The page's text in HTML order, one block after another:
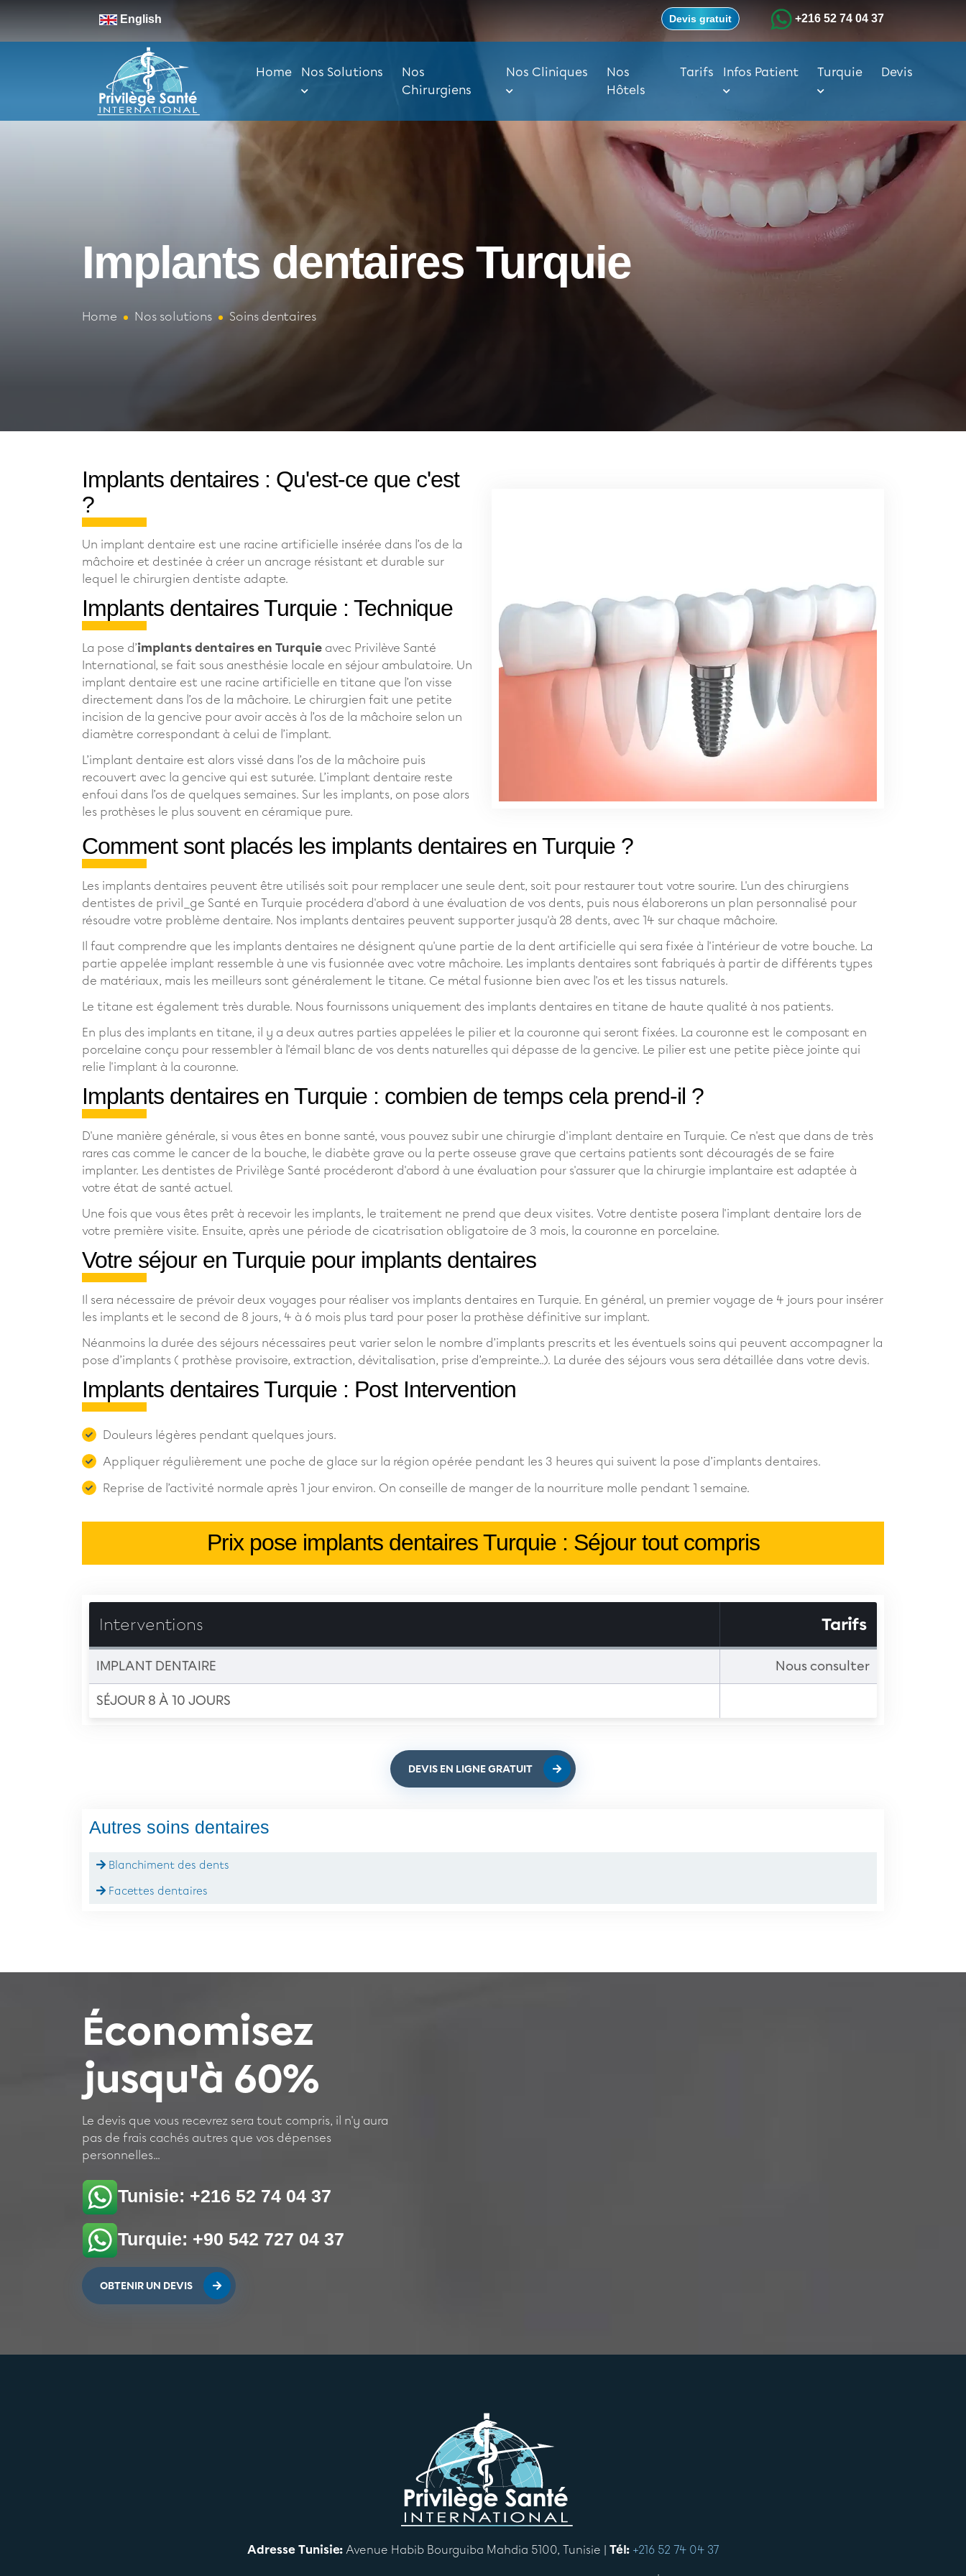
English Devis gratuit +216 52 74 04 37
Home Nos Solutions
Nos
Chirurgiens
Nos Cliniques
Nos
Hôtels
Tarifs Infos Patient Turquie Devis
Implants dentaires Turquie
Home Nos solutions Soins dentaires
Implants dentaires : Qu'est-ce que c'est
?
Un implant dentaire est une racine artificielle insérée dans l’os de la
mâchoire et destinée à créer un ancrage résistant et durable sur
lequel le chirurgien dentiste adapte.
Implants dentaires Turquie : Technique
La pose d’implants dentaires en Turquie avec Privilève Santé
International, se fait sous anesthésie locale en séjour ambulatoire. Un
implant dentaire est une racine artificielle en titane que l’on visse
directement dans l’os de la mâchoire. Le chirurgien fait une petite
incision de la gencive pour avoir accès à l’os de la mâchoire selon un
diamètre correspondant à celui de l’implant.
L’implant dentaire est alors vissé dans l’os de la mâchoire puis
recouvert avec la gencive qui est suturée. L’implant dentaire reste
enfoui dans l’os de quelques semaines. Sur les implants, on pose alors
les prothèses le plus souvent en céramique pure.
Comment sont placés les implants dentaires en Turquie ?
Les implants dentaires peuvent être utilisés soit pour remplacer une seule dent, soit pour restaurer tout votre sourire. L'un des chirurgiens
dentistes de privil_ge Santé en Turquie procédera d'abord à une évaluation de vos dents, puis nous élaborerons un plan personnalisé pour
résoudre votre problème dentaire. Nos implants dentaires peuvent supporter jusqu'à 28 dents, avec 14 sur chaque mâchoire.
Il faut comprendre que les implants dentaires ne désignent qu'une partie de la dent artificielle qui sera fixée à l'intérieur de votre bouche. La
partie appelée implant ressemble à une vis fusionnée avec votre mâchoire. Les implants dentaires sont fabriqués à partir de différents types
de matériaux, mais les meilleurs sont généralement le titane. Ce métal fusionne bien avec l'os et les tissus naturels.
Le titane est également très durable. Nous fournissons uniquement des implants dentaires en titane de haute qualité à nos patients.
En plus des implants en titane, il y a deux autres parties appelées le pilier et la couronne qui seront fixées. La couronne est le composant en
porcelaine conçu pour ressembler à l'émail blanc de vos dents naturelles qui dépasse de la gencive. Le pilier est une petite pièce jointe qui
relie l'implant à la couronne.
Implants dentaires en Turquie : combien de temps cela prend-il ?
D'une manière générale, si vous êtes en bonne santé, vous pouvez subir une chirurgie d'implant dentaire en Turquie. Ce n'est que dans de très
rares cas comme le cancer de la bouche, le diabète grave ou la perte osseuse grave que certains patients sont découragés de se faire
implanter. Les dentistes de Privilège Santé procéderont d'abord à une évaluation pour s'assurer que la chirurgie implantaire est adaptée à
votre état de santé actuel.
Une fois que vous êtes prêt à recevoir les implants, le traitement ne prend que deux visites. Votre dentiste posera l'implant dentaire lors de
votre première visite. Ensuite, après une période de cicatrisation obligatoire de 3 mois, la couronne en porcelaine.
Votre séjour en Turquie pour implants dentaires
Il sera nécessaire de prévoir deux voyages pour réaliser vos implants dentaires en Turquie. En général, un premier voyage de 4 jours pour insérer
les implants et le second de 8 jours, 4 à 6 mois plus tard pour poser la prothèse définitive sur implant.
Néanmoins la durée des séjours nécessaires peut varier selon le nombre d’implants prescrits et les éventuels soins qui peuvent accompagner la
pose d’implants ( prothèse provisoire, extraction, dévitalisation, prise d’empreinte..). La durée des séjours vous sera détaillée dans votre devis.
Implants dentaires Turquie : Post Intervention
Douleurs légères pendant quelques jours.
Appliquer régulièrement une poche de glace sur la région opérée pendant les 3 heures qui suivent la pose d’implants dentaires.
Reprise de l’activité normale après 1 jour environ. On conseille de manger de la nourriture molle pendant 1 semaine.
Prix pose implants dentaires Turquie : Séjour tout compris
Interventions Tarifs
IMPLANT DENTAIRE Nous consulter
SÉJOUR 8 À 10 JOURS
DEVIS EN LIGNE GRATUIT
Autres soins dentaires
Blanchiment des dents
Facettes dentaires
Économisez
jusqu'à 60%
Le devis que vous recevrez sera tout compris, il n'y aura
pas de frais cachés autres que vos dépenses
personnelles...
Tunisie: +216 52 74 04 37
Turquie: +90 542 727 04 37
OBTENIR UN DEVIS
Adresse Tunisie: Avenue Habib Bourguiba Mahdia 5100, Tunisie | Tél: +216 52 74 04 37